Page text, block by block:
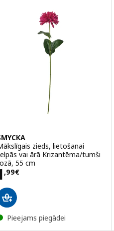
zieds, lietošanai
vai ārā Krizantēma/tumši
55 cm
,99€ 1,99€
Pieejams piegādei